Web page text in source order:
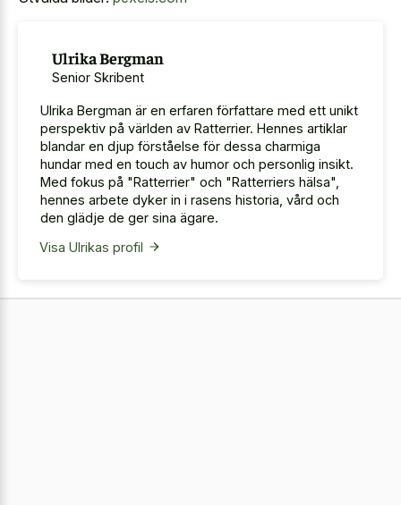
Ulrika Bergman
Senior Skribent
Ulrika Bergman är en erfaren författare med ett unikt
perspektiv på världen av Ratterrier. Hennes artiklar
blandar en djup förståelse för dessa charmiga
hundar med en touch av humor och personlig insikt.
Med fokus på "Ratterrier" och "Ratterriers hälsa",
hennes arbete dyker in i rasens historia, vård och
den glädje de ger sina ägare.
Visa Ulrikas profil